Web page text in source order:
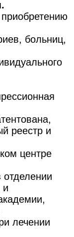
больниц,
реестр и
центре
и
лечении